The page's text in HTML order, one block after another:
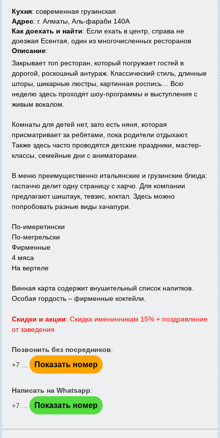
Кухня: современная грузинская
Адрес: г. Алматы, Аль-фараби 140А
Как доехать и найти: Если ехать в центр, справа не
доезжая Есентая, один из многочисленных ресторанов
Описание:
Закрывает топ ресторан, который погружает гостей в
дорогой, роскошный антураж. Классический стиль, длинные
шторы, шикарные люстры, картинная роспись… Всю
неделю здесь проходят шоу-программы и выступления с
живым вокалом.
Комнаты для детей нет, зато есть няня, которая
присматривает за ребятами, пока родители отдыхают.
Также здесь часто проводятся детские праздники, мастер-
классы, семейные дни с аниматорами.
В меню преимущественно итальянские и грузинские блюда:
гаспаччо делит одну страницу с харчо. Для компании
предлагают шиштаук, тевзис, коктал. Здесь можно
попробовать разные виды хачапури.
По-имеретински
По-мегрельски
Фирменные
4 мяса
На вертеле
Винная карта содержит внушительный список напитков.
Особая гордость – фирменные коктейли.
Скидки и акции: Скидка именинникам 15% + поздравление
от заведения
Позвонить без посредников:
+7 ...
Показать номер
Написать на Whatsapp:
+7 ...
Показать номер